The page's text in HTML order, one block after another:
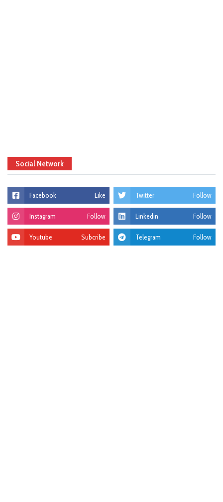
Social Network
Facebook Like Twitter Follow
Instagram Follow Linkedin Follow
Youtube Subcribe Telegram Follow